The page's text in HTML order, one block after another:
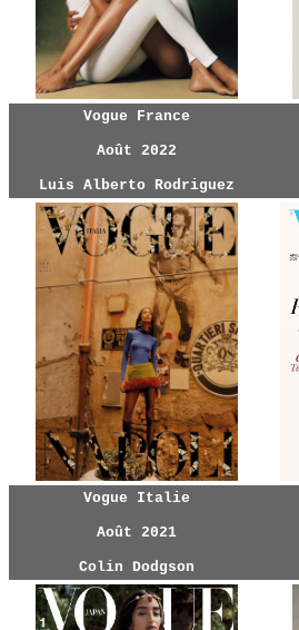
Vogue France
Août 2022
Luis Alberto Rodriguez
Vogue Italie
Août 2021
Colin Dodgson